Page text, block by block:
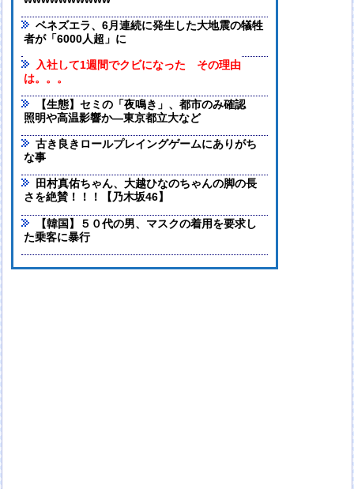
ベネズエラ、6月連続に発生した大地震の犠牲
者が「6000人超」に
入社して1週間でクビになった その理由
は。。。
【生態】セミの「夜鳴き」、都市のみ確認
照明や高温影響か―東京都立大など
古き良きロールプレイングゲームにありがち
な事
田村真佑ちゃん、大越ひなのちゃんの脚の長
さを絶賛！！！【乃木坂46】
【韓国】５０代の男、マスクの着用を要求し
た乗客に暴行